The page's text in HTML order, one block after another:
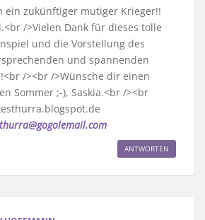
ein zukünftiger mutiger Krieger!!
/>Vielen Dank für dieses tolle
und die Vorstellung des
und spannenden
/><br />Wünsche dir einen
Sommer ;-), Saskia.<br /><br
ANTWORTEN